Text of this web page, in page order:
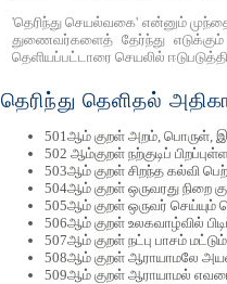
'தெரிந்து செயல்வகை' என்னும்
துணைவர்களைத் தேர்ந்து
தெளியப்பட்டாரை செயலில்
தெரிந்து தெளிதல்
501ஆம் குறள் அறம், பொருள்,
502 ஆம்குறள் நற்குடிப்
503ஆம் குறள் சிறந்த கல்வி
504ஆம் குறள் ஒருவரது
505ஆம் குறள் ஒருவர்
506ஆம் குறள் உலகவாழ்வில்
507ஆம் குறள் நட்பு பாசம்
508ஆம் குறள் ஆராயாமலே
509ஆம் குறள் ஆராயாமல்